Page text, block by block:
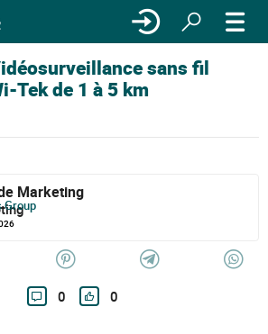
sans fil
Tek de 1 à 5 km
Marketing
Group
0 0